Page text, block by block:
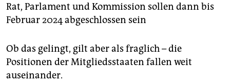
Rat, Parlament und Kommission sollen dann bis
Februar 2024 abgeschlossen sein
Ob das gelingt, gilt aber als fraglich – die
Positionen der Mitgliedsstaaten fallen weit
auseinander.